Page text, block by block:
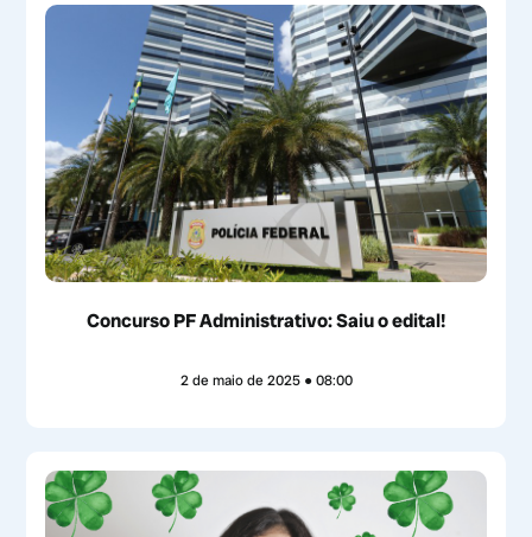
Concurso PF Administrativo: Saiu o edital!
2 de maio de 2025 08:00